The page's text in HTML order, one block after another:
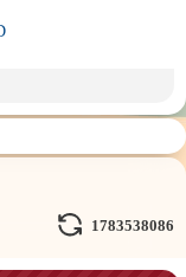
movies
1783538086